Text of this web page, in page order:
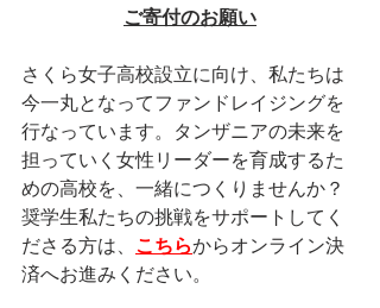
ご寄付のお願い
さくら女子高校設立に向け、私たちは
今一丸となってファンドレイジングを
行なっています。タンザニアの未来を
担っていく女性リーダーを育成するた
めの高校を、一緒につくりませんか？
奨学生私たちの挑戦をサポートしてく
ださる方は、 こちらからオンライン決
済へお進みください。